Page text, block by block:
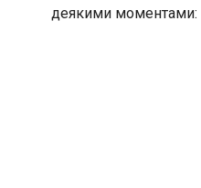
деякими моментами: